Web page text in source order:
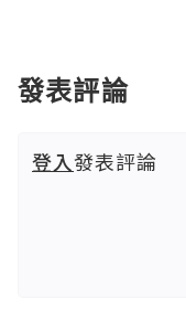
發表評論
登入發表評論